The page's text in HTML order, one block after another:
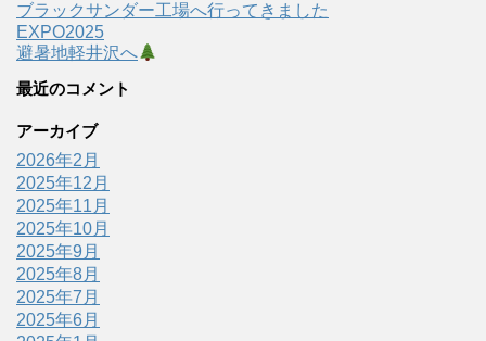
ブラックサンダー工場へ行ってきました
EXPO2025
避暑地軽井沢へ
最近のコメント
アーカイブ
2026年2月
2025年12月
2025年11月
2025年10月
2025年9月
2025年8月
2025年7月
2025年6月